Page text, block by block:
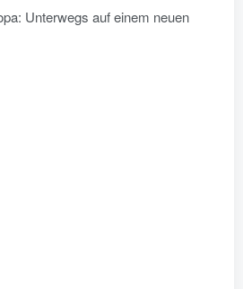
Unterwegs auf einem neuen